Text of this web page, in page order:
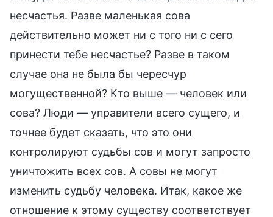
несчастья. Разве маленькая сова
действительно может ни с того ни с сего
принести тебе несчастье? Разве в таком
случае она не была бы чересчур
могущественной? Кто выше — человек или
сова? Люди — управители всего сущего, и
точнее будет сказать, что это они
контролируют судьбы сов и могут запросто
уничтожить всех сов. А совы не могут
изменить судьбу человека. Итак, какое же
отношение к этому существу соответствует